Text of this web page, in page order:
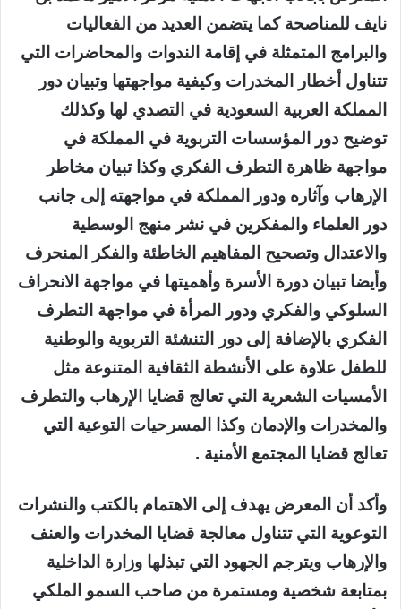
نايف للمناصحة كما يتضمن العديد من الفعاليات
والبرامج المتمثلة في إقامة الندوات والمحاضرات التي
تتناول أخطار المخدرات وكيفية مواجهتها وتبيان دور
المملكة العربية السعودية في التصدي لها وكذلك
توضيح دور المؤسسات التربوية في المملكة في
مواجهة ظاهرة التطرف الفكري وكذا تبيان مخاطر
الإرهاب وآثاره ودور المملكة في مواجهته إلى جانب
دور العلماء والمفكرين في نشر منهج الوسطية
والاعتدال وتصحيح المفاهيم الخاطئة والفكر المنحرف
وأيضا تبيان دورة الأسرة وأهميتها في مواجهة الانحراف
السلوكي والفكري ودور المرأة في مواجهة التطرف
الفكري بالإضافة إلى دور التنشئة التربوية والوطنية
للطفل علاوة على الأنشطة الثقافية المتنوعة مثل
الأمسيات الشعرية التي تعالج قضايا الإرهاب والتطرف
والمخدرات والإدمان وكذا المسرحيات التوعية التي
تعالج قضايا المجتمع الأمنية .
وأكد أن المعرض يهدف إلى الاهتمام بالكتب والنشرات
التوعوية التي تتناول معالجة قضايا المخدرات والعنف
والإرهاب ويترجم الجهود التي تبذلها وزارة الداخلية
بمتابعة شخصية ومستمرة من صاحب السمو الملكي